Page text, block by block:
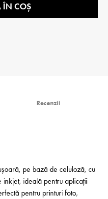
COȘ
Recenzii
pe bază de celuloză, cu
inkjet, ideală pentru aplicații
pentru printuri foto,